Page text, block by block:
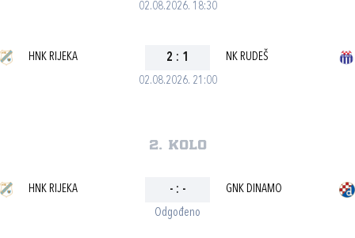
02.08.2026. 18:30
02.08.2026. 21:00
HNK RIJEKA 2 : 1 NK RUDEŠ
2. kolo
Odgođeno
HNK RIJEKA - : - GNK DINAMO